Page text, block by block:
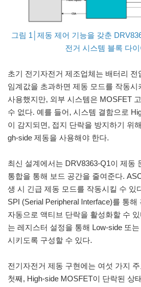
그림 1│제동 제어 기능을 갖춘
전거 시스템 블록 다
초기 전기자전거 제조업체는 배터리
임계값을 초과하면 제동 모드를 작동시
사용했지만, 외부 시스템은 MOSFET
수 없다. 예를 들어, 시스템 결함으로
이 감지되면, 접지 단락을 방지하기 위
gh-side 제동을 사용해야 한다.
최신 설계에서는 DRV8363-Q1이 제동
통합을 통해 보드 공간을 줄여준다.
생 시 긴급 제동 모드를 작동시킬 수 있
SPI (Serial Peripheral Interface)를 통해
자동으로 액티브 단락을 활성화할 수
는 레지스터 설정을 통해 Low-side 또
시키도록 구성할 수 있다.
전기자전거 제동 구현에는 여섯 가지
첫째, High-side MOSFET이 단락된 상